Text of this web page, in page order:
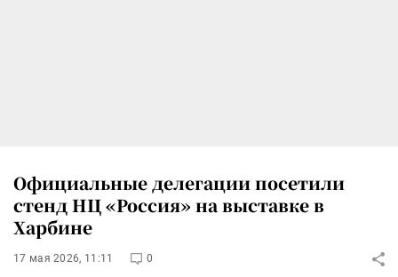
Официальные делегации посетили
стенд НЦ «Россия» на выставке в
Харбине
17 мая 2026, 11:11 0